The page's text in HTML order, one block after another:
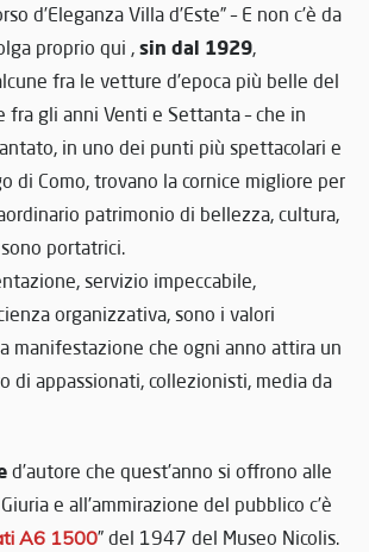
d’Eleganza Villa d’Este” – E non c’è da
proprio qui ,sin dal 1929,
fra le vetture d’epoca più belle del
fra gli anni Venti e Settanta – che in
in uno dei punti più spettacolari e
di Como, trovano la cornice migliore per
patrimonio di bellezza, cultura,
portatrici.
servizio impeccabile,
organizzativa, sono i valori
manifestazione che ogni anno attira un
di appassionati, collezionisti, media da
d’autore che quest’anno si offrono alle
e all’ammirazione del pubblico c’è
A6 1500” del 1947 del Museo Nicolis.